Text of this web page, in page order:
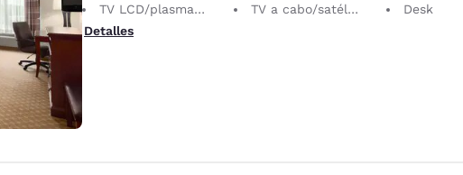
TV LCD/plasma de 40 pol
TV a cabo/satélite
Desk
Detalles